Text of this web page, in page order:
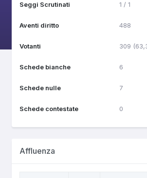
Seggi Scrutinati 1 / 1
Aventi diritto 488
Votanti 309
Schede bianche 6
Schede nulle 7
Schede contestate 0
Affluenza